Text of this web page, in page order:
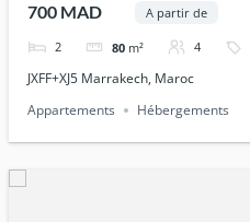
700 MAD A partir de
2 80 m² 4
JXFF+XJ5 Marrakech, Maroc
Appartements
Hébergements